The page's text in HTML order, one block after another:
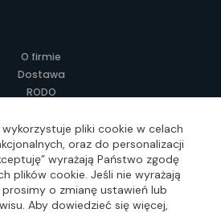
O firmie
Dostawa
RODO
Regulamin
Gadżety Reklamowe
Jak zamawiać?
Słownik pojęć
FAQ
pliki cookie w celach
oraz do personalizacji
wyrażają Państwo zgodę
plików cookie. Jeśli nie wyrażają
o zmianę ustawień lub
Aby dowiedzieć się więcej,